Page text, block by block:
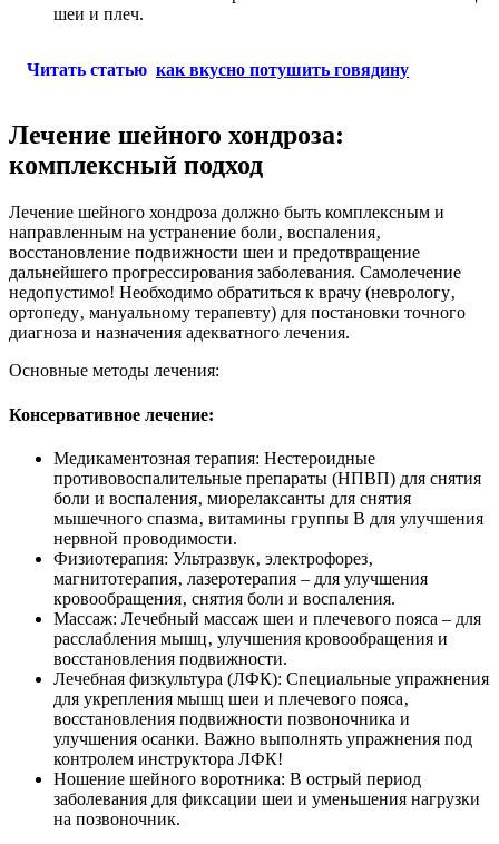
шеи и плеч.
Читать статью как вкусно потушить говядину
Лечение шейного хондроза:
комплексный подход
Лечение шейного хондроза должно быть комплексным и
направленным на устранение боли‚ воспаления‚
восстановление подвижности шеи и предотвращение
дальнейшего прогрессирования заболевания. Самолечение
недопустимо! Необходимо обратиться к врачу (неврологу‚
ортопеду‚ мануальному терапевту) для постановки точного
диагноза и назначения адекватного лечения.
Основные методы лечения:
Консервативное лечение:
Медикаментозная терапия: Нестероидные
противовоспалительные препараты (НПВП) для снятия
боли и воспаления‚ миорелаксанты для снятия
мышечного спазма‚ витамины группы B для улучшения
нервной проводимости.
Физиотерапия: Ультразвук‚ электрофорез‚
магнитотерапия‚ лазеротерапия – для улучшения
кровообращения‚ снятия боли и воспаления.
Массаж: Лечебный массаж шеи и плечевого пояса – для
расслабления мышц‚ улучшения кровообращения и
восстановления подвижности.
Лечебная физкультура (ЛФК): Специальные упражнения
для укрепления мышц шеи и плечевого пояса‚
восстановления подвижности позвоночника и
улучшения осанки. Важно выполнять упражнения под
контролем инструктора ЛФК!
Ношение шейного воротника: В острый период
заболевания для фиксации шеи и уменьшения нагрузки
на позвоночник.